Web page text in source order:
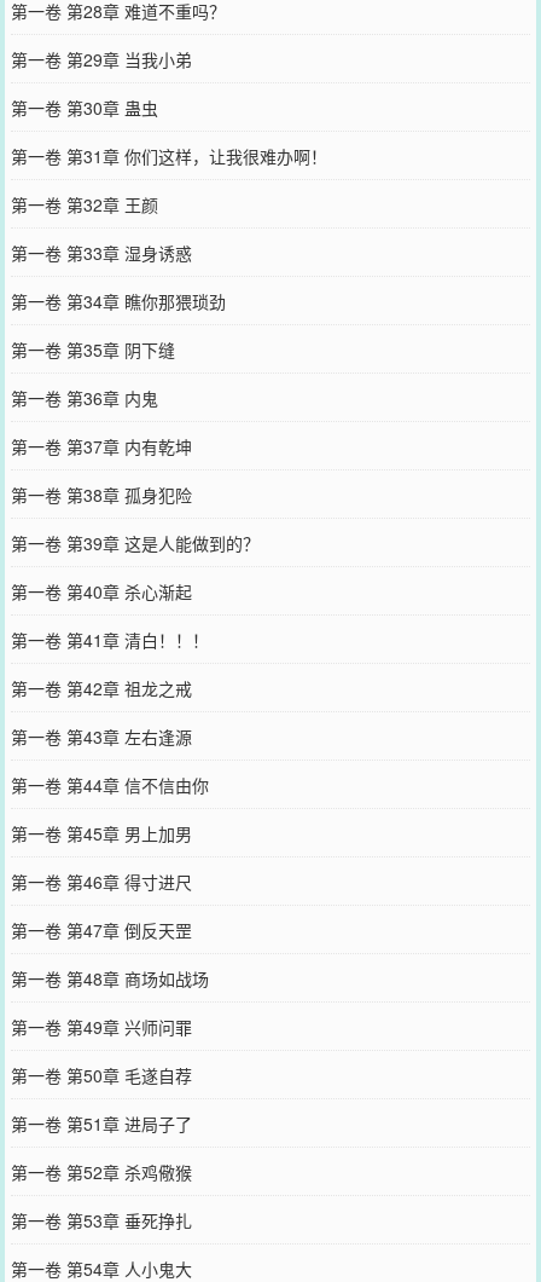
第一卷 第28章 难道不重吗？
第一卷 第29章 当我小弟
第一卷 第30章 蛊虫
第一卷 第31章 你们这样，让我很难办啊！
第一卷 第32章 王颜
第一卷 第33章 湿身诱惑
第一卷 第34章 瞧你那猥琐劲
第一卷 第35章 阴下缝
第一卷 第36章 内鬼
第一卷 第37章 内有乾坤
第一卷 第38章 孤身犯险
第一卷 第39章 这是人能做到的？
第一卷 第40章 杀心渐起
第一卷 第41章 清白！！！
第一卷 第42章 祖龙之戒
第一卷 第43章 左右逢源
第一卷 第44章 信不信由你
第一卷 第45章 男上加男
第一卷 第46章 得寸进尺
第一卷 第47章 倒反天罡
第一卷 第48章 商场如战场
第一卷 第49章 兴师问罪
第一卷 第50章 毛遂自荐
第一卷 第51章 进局子了
第一卷 第52章 杀鸡儆猴
第一卷 第53章 垂死挣扎
第一卷 第54章 人小鬼大